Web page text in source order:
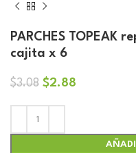
PARCHES TOPEAK
cajita x 6
$3.08 El
era:
$2.88
$2.88.